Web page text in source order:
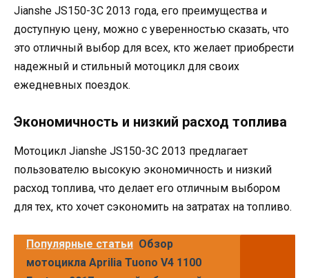
Jianshe JS150-3C 2013 года, его преимущества и
доступную цену, можно с уверенностью сказать, что
это отличный выбор для всех, кто желает приобрести
надежный и стильный мотоцикл для своих
ежедневных поездок.
Экономичность и низкий расход топлива
Мотоцикл Jianshe JS150-3C 2013 предлагает
пользователю высокую экономичность и низкий
расход топлива, что делает его отличным выбором
для тех, кто хочет сэкономить на затратах на топливо.
Популярные статьи Обзор
мотоцикла Aprilia Tuono V4 1100